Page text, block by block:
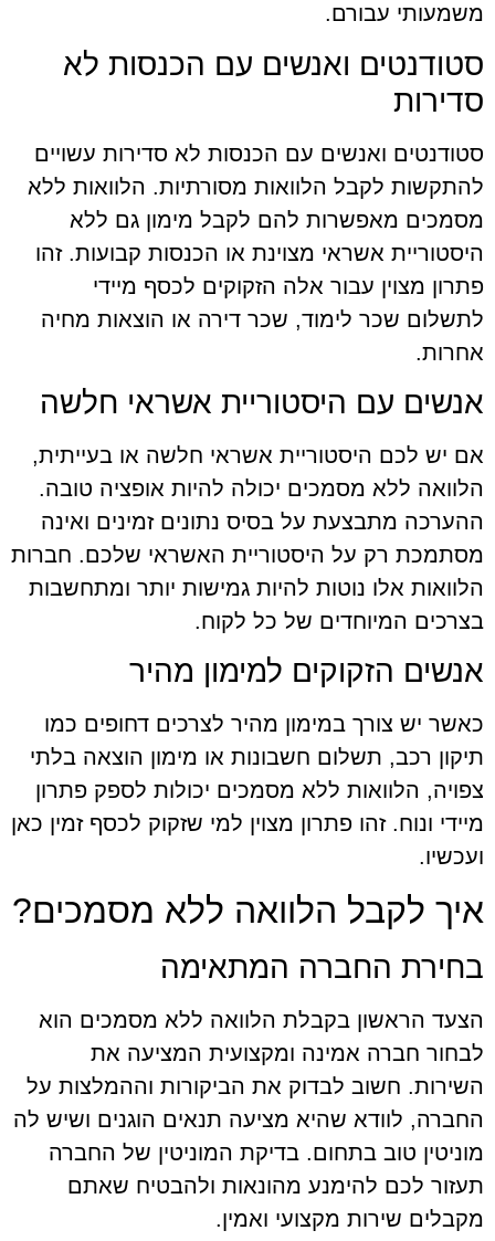
משמעותי עבורם.
סטודנטים ואנשים עם הכנסות לא
סדירות
סטודנטים ואנשים עם הכנסות לא סדירות עשויים
להתקשות לקבל הלוואות מסורתיות. הלוואות ללא
מסמכים מאפשרות להם לקבל מימון גם ללא
היסטוריית אשראי מצוינת או הכנסות קבועות. זהו
פתרון מצוין עבור אלה הזקוקים לכסף מיידי
לתשלום שכר לימוד, שכר דירה או הוצאות מחיה
אחרות.
אנשים עם היסטוריית אשראי חלשה
אם יש לכם היסטוריית אשראי חלשה או בעייתית,
הלוואה ללא מסמכים יכולה להיות אופציה טובה.
ההערכה מתבצעת על בסיס נתונים זמינים ואינה
מסתמכת רק על היסטוריית האשראי שלכם. חברות
הלוואות אלו נוטות להיות גמישות יותר ומתחשבות
בצרכים המיוחדים של כל לקוח.
אנשים הזקוקים למימון מהיר
כאשר יש צורך במימון מהיר לצרכים דחופים כמו
תיקון רכב, תשלום חשבונות או מימון הוצאה בלתי
צפויה, הלוואות ללא מסמכים יכולות לספק פתרון
מיידי ונוח. זהו פתרון מצוין למי שזקוק לכסף זמין כאן
ועכשיו.
איך לקבל הלוואה ללא מסמכים?
בחירת החברה המתאימה
הצעד הראשון בקבלת הלוואה ללא מסמכים הוא
לבחור חברה אמינה ומקצועית המציעה את
השירות. חשוב לבדוק את הביקורות וההמלצות על
החברה, לוודא שהיא מציעה תנאים הוגנים ושיש לה
מוניטין טוב בתחום. בדיקת המוניטין של החברה
תעזור לכם להימנע מהונאות ולהבטיח שאתם
מקבלים שירות מקצועי ואמין.